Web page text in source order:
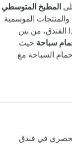
المطبخ المتوسطي
والمنتجات الموسمية
الفندق، من بين
سباحة حيث
السباحة مع
في فندق